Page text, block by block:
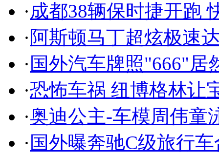
·成都38辆保时捷开跑
·阿斯顿马丁超炫极速
· 国外汽车牌照"666"居
·恐怖车祸 纽博格林让
·奥迪公主-车模周伟童
· 国外曝奔驰C级旅行